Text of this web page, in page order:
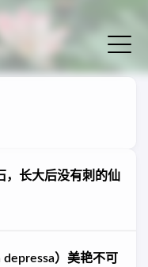
长大后没有刺的仙
）美艳不可